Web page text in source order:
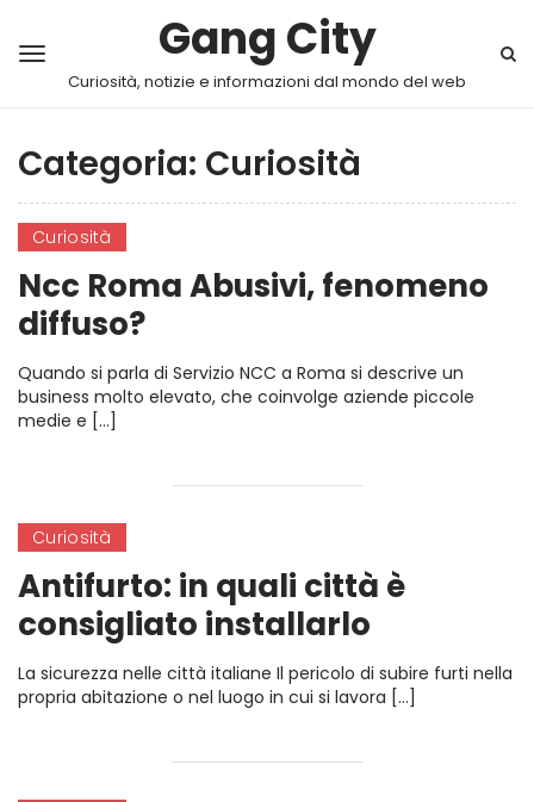
Gang City
Curiosità, notizie e informazioni dal mondo del web
Categoria: Curiosità
Curiosità
Ncc Roma Abusivi, fenomeno
diffuso?
Quando si parla di Servizio NCC a Roma si descrive un
business molto elevato, che coinvolge aziende piccole
medie e […]
Curiosità
Antifurto: in quali città è
consigliato installarlo
La sicurezza nelle città italiane Il pericolo di subire furti nella
propria abitazione o nel luogo in cui si lavora […]